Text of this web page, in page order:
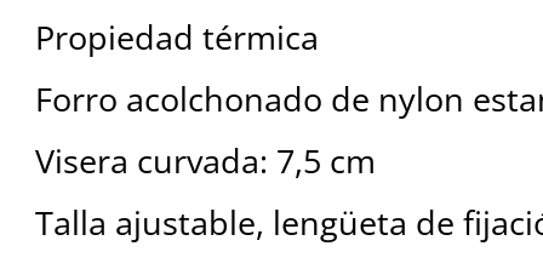
Propiedad térmica
Forro acolchonado de nylon
Visera curvada: 7,5 cm
Talla ajustable, lengüeta de